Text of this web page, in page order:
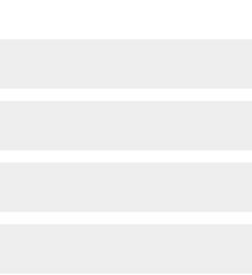
Rachen- und Kehlkopfrötung